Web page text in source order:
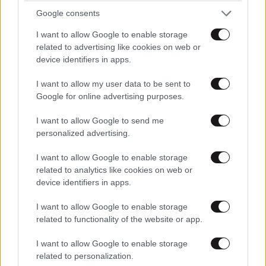
Google consents
I want to allow Google to enable storage
related to advertising like cookies on web or
device identifiers in apps.
I want to allow my user data to be sent to
Google for online advertising purposes.
I want to allow Google to send me
personalized advertising.
I want to allow Google to enable storage
related to analytics like cookies on web or
device identifiers in apps.
I want to allow Google to enable storage
related to functionality of the website or app.
I want to allow Google to enable storage
related to personalization.
περίσσευμα του στούς Παμπλουτους υπηρέτες του
Χριστού για αυτο ειμαστε στον ΜΕΣΑΙΩΝΑ ! ...ΕΛΛΑΣ
Δωστε τα για να πατε στον παραδεισο!!!!
Αλεξανδρος Αθηναιος
LIFESTYLE08·08·2026 19:12
Εριέττα Κούρκουλου – Τα 33α γενέθλια και τα
φιλιά με τον Βύρωνα Βασιλειάδη: «Καμία στιγμή
ευτυχίας δεδομένη»